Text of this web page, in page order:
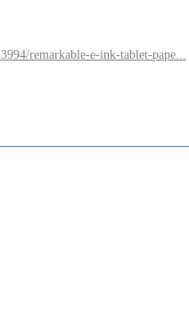
remarkable-e-ink-tablet-pape...